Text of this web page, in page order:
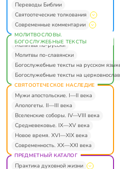
Переводы Библии
Святоотеческие толкования
Современные комментарии
МОЛИТВОСЛОВЫ.
БОГОСЛУЖЕБНЫЕ ТЕКСТЫ
Молитвы по-русски
Молитвы по-славянски
Богослужебные тексты на русском
Богослужебные тексты на
СВЯТООТЕЧЕСКОЕ НАСЛЕДИЕ
Мужи апостольские. I—II века
Апологеты. II—III века
Вселенские соборы. IV—VIII века
Средневековье. IX—XV века
Новое время. XVI—XIX века
Современность. XX—XXI века
ПРЕДМЕТНЫЙ КАТАЛОГ
Практика духовной жизни